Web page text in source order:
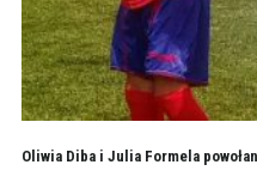
Oliwia Diba i Julia Formela